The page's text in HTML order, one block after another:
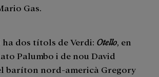
Gas.
dos títols de Verdi: Otello , en
Palumbo i de nou David
baríton nord-americà Gregory